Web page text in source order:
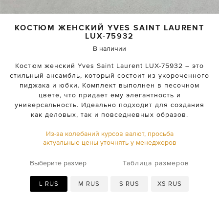
КОСТЮМ ЖЕНСКИЙ YVES SAINT LAURENT
LUX-75932
В наличии
Костюм женский Yves Saint Laurent LUX-75932 – это
стильный ансамбль, который состоит из укороченного
пиджака и юбки. Комплект выполнен в песочном
цвете, что придает ему элегантность и
универсальность. Идеально подходит для создания
как деловых, так и повседневных образов.
Из-за колебаний курсов валют, просьба
актуальные цены уточнять у менеджеров
Выберите размер Таблица размеров
L RUS M RUS S RUS XS RUS